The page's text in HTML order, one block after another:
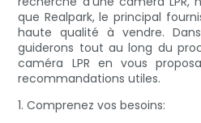
que Realpark, le principal
haute qualité à vendre.
guiderons tout au long du
caméra LPR en vous
recommandations utiles.
1. Comprenez vos besoins: